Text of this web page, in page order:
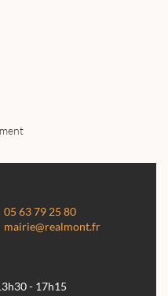
05 63 79 25 80
mairie@realmont.fr
- 17h15